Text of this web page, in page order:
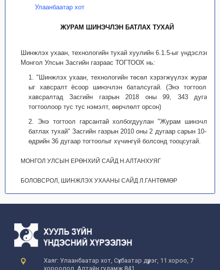
Улаанбаатар хот
ЖУРАМ ШИНЭЧЛЭН БАТЛАХ ТУХАЙ
Шинжлэх ухаан, технологийн тухай хуулийн 6.1.5-ыг үндэслэн
Монгол Улсын Засгийн газраас ТОГТООХ нь:
1. "Шинжлэх ухаан, технологийн төсөл хэрэгжүүлэх журам"-
ыг хавсралт ёсоор шинэчлэн баталсугай. (Энэ тогтоолын
хавсралтад Засгийн газрын 2018 оны 99, 343 дугаар
тогтоолоор тус тус нэмэлт, өөрчлөлт орсон)
2. Энэ тогтоол гарсантай холбогдуулан "Журам шинэчлэн
батлах тухай" Засгийн газрын 2010 оны 2 дугаар сарын 10-ны
өдрийн 36 дугаар тогтоолыг хүчингүй болсонд тооцсугай.
МОНГОЛ УЛСЫН ЕРӨНХИЙ САЙД Н.АЛТАНХУЯГ
БОЛОВСРОЛ, ШИНЖЛЭХ УХААНЫ САЙД Л.ГАНТӨМӨР
Хаяг: Улаанбаатар хот, Сүхбаатар дүүрэг, 11 хороо, 7
хороолол, Алтайн гудамж 841